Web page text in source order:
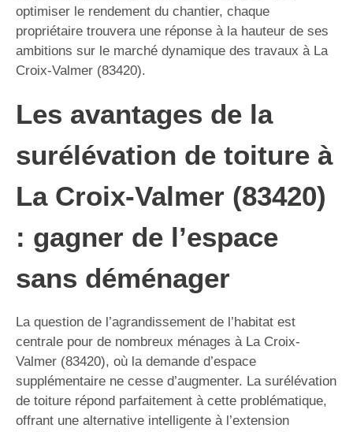
optimiser le rendement du chantier, chaque
propriétaire trouvera une réponse à la hauteur de ses
ambitions sur le marché dynamique des travaux à La
Croix-Valmer (83420).
Les avantages de la
surélévation de toiture à
La Croix-Valmer (83420)
: gagner de l’espace
sans déménager
La question de l’agrandissement de l’habitat est
centrale pour de nombreux ménages à La Croix-
Valmer (83420), où la demande d’espace
supplémentaire ne cesse d’augmenter. La surélévation
de toiture répond parfaitement à cette problématique,
offrant une alternative intelligente à l’extension